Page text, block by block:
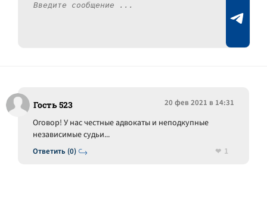
Гость 523 20 фев 2021 в 14:31
Ответить (0)
Оговор! У нас честные адвокаты и неподкупные
независимые судьи...
1